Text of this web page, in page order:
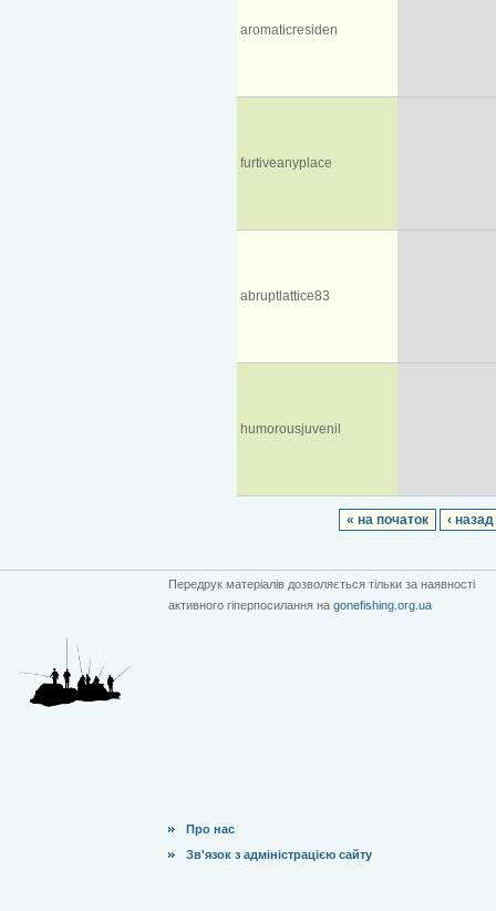
aromaticresiden
furtiveanyplace
abruptlattice83
humorousjuvenil
« на початок ‹ назад
Передрук матеріалів дозволяється тільки за наявності
активного гіперпосилання на gonefishing.org.ua
Про нас
Зв'язок з адміністрацією сайту